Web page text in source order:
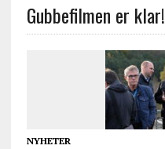
Gubbefilmen er klar!
NYHETER